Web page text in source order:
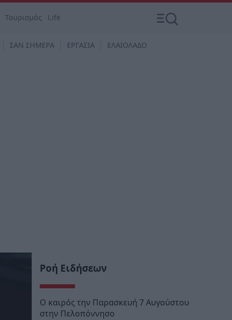
Τουρισμός Life
ΣΑΝ ΣΗΜΕΡΑ ΕΡΓΑΣΙΑ ΕΛΑΙΟΛΑΔΟ
Ροή Ειδήσεων
Ο καιρός την Παρασκευή 7 Αυγούστου
στην Πελοπόννησο